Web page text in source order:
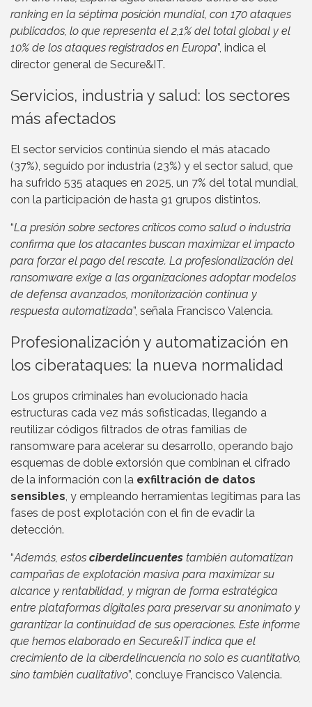
ranking en la séptima posición mundial, con 170 ataques
publicados, lo que representa el 2,1% del total global y el
10% de los ataques registrados en Europa”, indica el
director general de Secure&IT.
Servicios, industria y salud: los sectores
más afectados
El sector servicios continúa siendo el más atacado
(37%), seguido por industria (23%) y el sector salud, que
ha sufrido 535 ataques en 2025, un 7% del total mundial,
con la participación de hasta 91 grupos distintos.
“La presión sobre sectores críticos como salud o industria
confirma que los atacantes buscan maximizar el impacto
para forzar el pago del rescate. La profesionalización del
ransomware exige a las organizaciones adoptar modelos
de defensa avanzados, monitorización continua y
respuesta automatizada”, señala Francisco Valencia.
Profesionalización y automatización en
los ciberataques: la nueva normalidad
Los grupos criminales han evolucionado hacia
estructuras cada vez más sofisticadas, llegando a
reutilizar códigos filtrados de otras familias de
ransomware para acelerar su desarrollo, operando bajo
esquemas de doble extorsión que combinan el cifrado
de la información con la exfiltración de datos
sensibles, y empleando herramientas legítimas para las
fases de post explotación con el fin de evadir la
detección.
“Además, estos ciberdelincuentes también automatizan
campañas de explotación masiva para maximizar su
alcance y rentabilidad, y migran de forma estratégica
entre plataformas digitales para preservar su anonimato y
garantizar la continuidad de sus operaciones. Este informe
que hemos elaborado en Secure&IT indica que el
crecimiento de la ciberdelincuencia no solo es cuantitativo,
sino también cualitativo”, concluye Francisco Valencia.